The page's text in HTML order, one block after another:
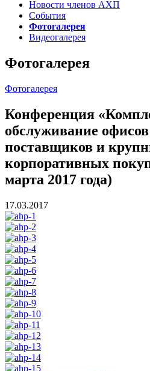
Новости членов АХП
События
Фотогалерея
Видеогалерея
Фотогалерея
Фотогалерея
Конференция
обслуживание
поставщиков и
корпоративных
марта 2017 года)
17.03.2017